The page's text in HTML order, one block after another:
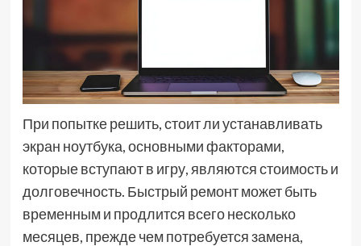
При попытке решить, стоит ли устанавливать
экран ноутбука, основными факторами,
которые вступают в игру, являются стоимость и
долговечность. Быстрый ремонт может быть
временным и продлится всего несколько
месяцев, прежде чем потребуется замена,